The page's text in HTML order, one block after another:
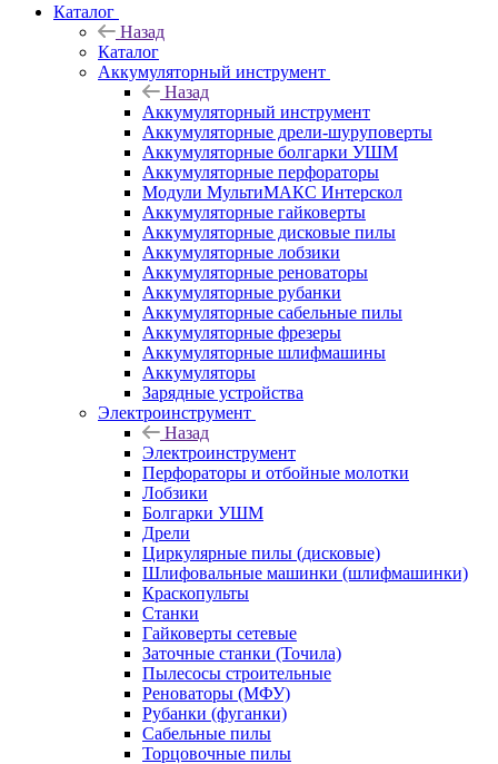
Каталог
Назад
Каталог
Аккумуляторный инструмент
Назад
Аккумуляторный инструмент
Аккумуляторные дрели-шуруповерты
Аккумуляторные болгарки УШМ
Аккумуляторные перфораторы
Модули МультиМАКС Интерскол
Аккумуляторные гайковерты
Аккумуляторные дисковые пилы
Аккумуляторные лобзики
Аккумуляторные реноваторы
Аккумуляторные рубанки
Аккумуляторные сабельные пилы
Аккумуляторные фрезеры
Аккумуляторные шлифмашины
Аккумуляторы
Зарядные устройства
Электроинструмент
Назад
Электроинструмент
Перфораторы и отбойные молотки
Лобзики
Болгарки УШМ
Дрели
Циркулярные пилы (дисковые)
Шлифовальные машинки (шлифмашинки)
Краскопульты
Станки
Гайковерты сетевые
Заточные станки (Точила)
Пылесосы строительные
Реноваторы (МФУ)
Рубанки (фуганки)
Сабельные пилы
Торцовочные пилы